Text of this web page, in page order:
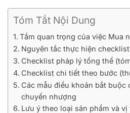
Tóm Tắt Nội Dung
Tầm quan trọng của việc Mua
Nguyên tắc thực hiện checklist
Checklist pháp lý tổng thể
Checklist chi tiết theo bước
Các mẫu điều khoản bắt buộc
chuyển nhượng
Lưu ý theo loại sản phẩm và vị